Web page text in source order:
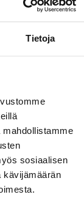
Tietoja
sosiaalisen
kävijämäärän
huolto,
mikä
T 500
SF Deluxe
70 GF,
660 WFU,